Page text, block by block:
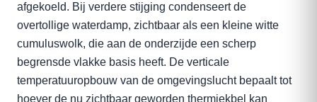
afgekoeld. Bij verdere stijging condenseert de
overtollige waterdamp, zichtbaar als een kleine witte
cumuluswolk, die aan de onderzijde een scherp
begrensde vlakke basis heeft. De verticale
temperatuuropbouw van de omgevingslucht bepaalt tot
hoever de nu zichtbaar geworden thermiekbel kan